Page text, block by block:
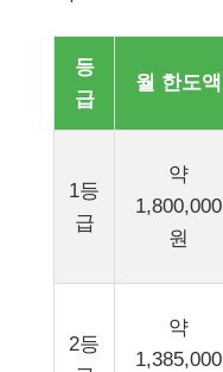
등
급
월 한도액
1등
급
약
1,800,000
원
2등
약
1,385,000